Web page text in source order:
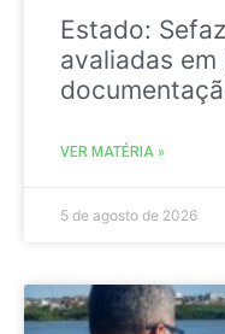
Estado:
avaliadas em
VER MATÉRIA »
5 de agosto de 2026